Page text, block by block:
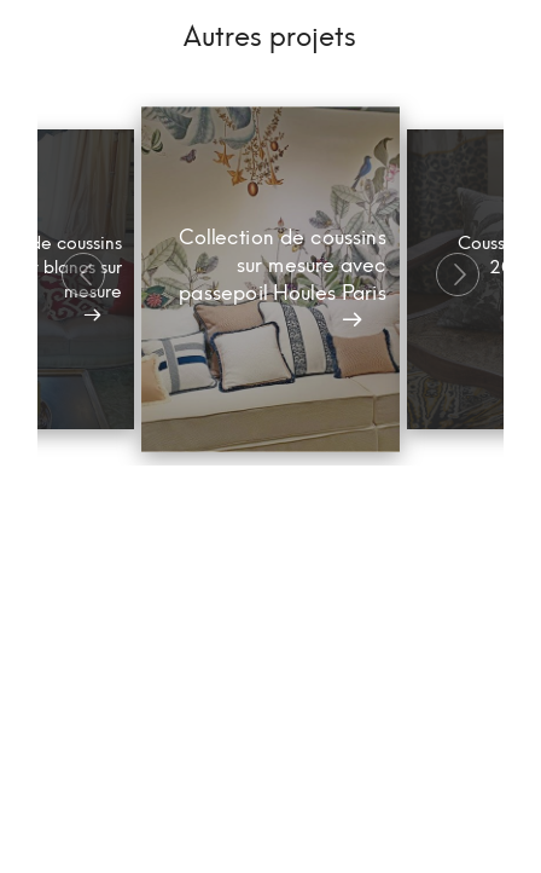
Autres projets
de coussins
et blancs sur
mesure
Collection de coussins
sur mesure avec
passepoil Houles Paris
Coussin
2020